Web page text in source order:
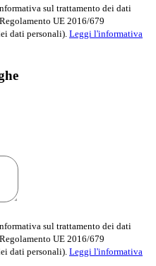
sul trattamento dei dati
UE 2016/679
dati personali). Leggi l'informativa
sul trattamento dei dati
UE 2016/679
dati personali). Leggi l'informativa